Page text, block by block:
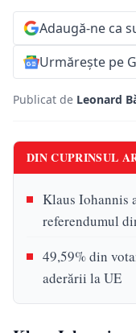
Adaugă-ne ca
Urmărește pe
Publicat de Leonard
DIN CUPRINSUL
Klaus Iohannis
referendumul
49,59% din
aderării la UE